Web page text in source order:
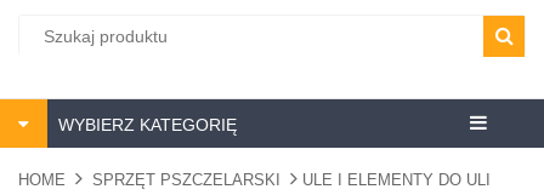
Centrum
WYBIERZ KATEGORIĘ
HOME SPRZĘT PSZCZELARSKI
ULE I ELEMENTY DO ULI